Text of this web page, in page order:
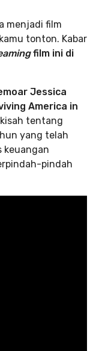
menjadi film
tonton. Kabar
film ini di
Jessica
America in
tentang
yang telah
keuangan
pindah